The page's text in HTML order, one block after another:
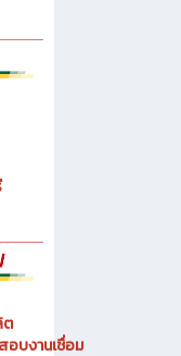
ต
อบงานเชื่อม